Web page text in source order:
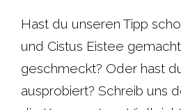
Hast du unseren Tipp
und Cistus Eistee
geschmeckt? Oder hast
ausprobiert? Schreib uns